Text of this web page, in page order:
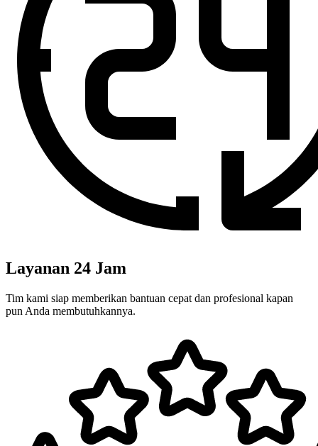
Layanan 24 Jam
Tim kami siap memberikan bantuan cepat dan profesional kapan
pun Anda membutuhkannya.